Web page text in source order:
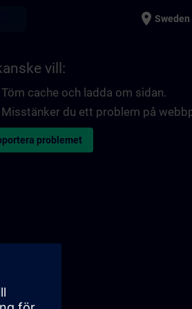
place Sweden
vill:
Töm cache och ladda om sidan.
Misstänker du ett problem på
problemet